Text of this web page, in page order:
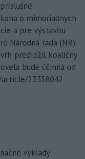
o mimoriadnych
a pre výstavbu
Národná rada (NR)
predložil koaličný
bude účinná od
23358042
výklady